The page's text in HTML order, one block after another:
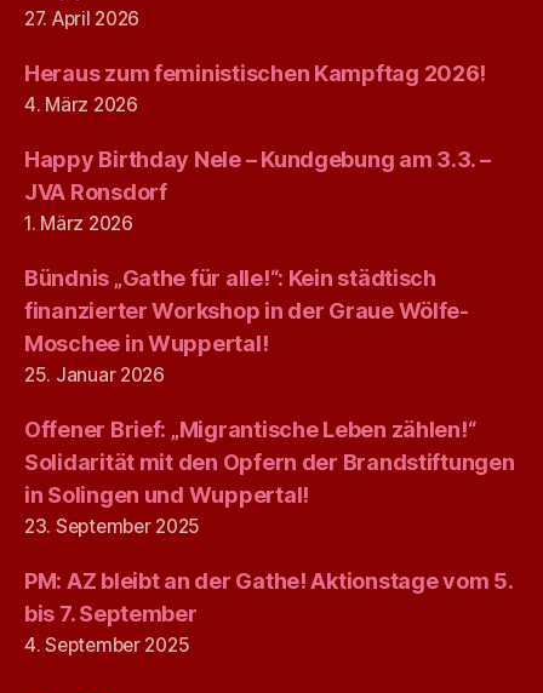
27. April 2026
Heraus zum feministischen Kampftag 2026!
4. März 2026
Happy Birthday Nele – Kundgebung am 3.3. –
JVA Ronsdorf
1. März 2026
Bündnis „Gathe für alle!“: Kein städtisch
finanzierter Workshop in der Graue Wölfe-
Moschee in Wuppertal!
25. Januar 2026
Offener Brief: „Migrantische Leben zählen!“
Solidarität mit den Opfern der Brandstiftungen
in Solingen und Wuppertal!
23. September 2025
PM: AZ bleibt an der Gathe! Aktionstage vom 5.
bis 7. September
4. September 2025